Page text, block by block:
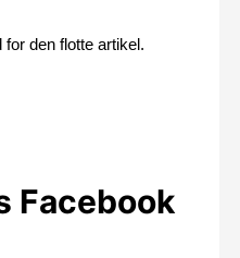
den flotte artikel.
Facebook